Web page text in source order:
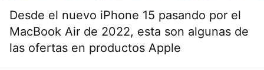
Desde el nuevo iPhone 15 pasando por el
MacBook Air de 2022, esta son algunas de
las ofertas en productos Apple